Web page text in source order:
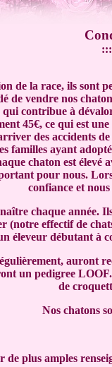
de la race, ils sont
de vendre nos
contribue à
45€, ce qui est
des accidents
familles ayant
chaton est
pour nous.
confiance et
chaque année.
(notre effectif de
éleveur débutant à
auront
un pedigree
de
Nos chatons
de plus amples